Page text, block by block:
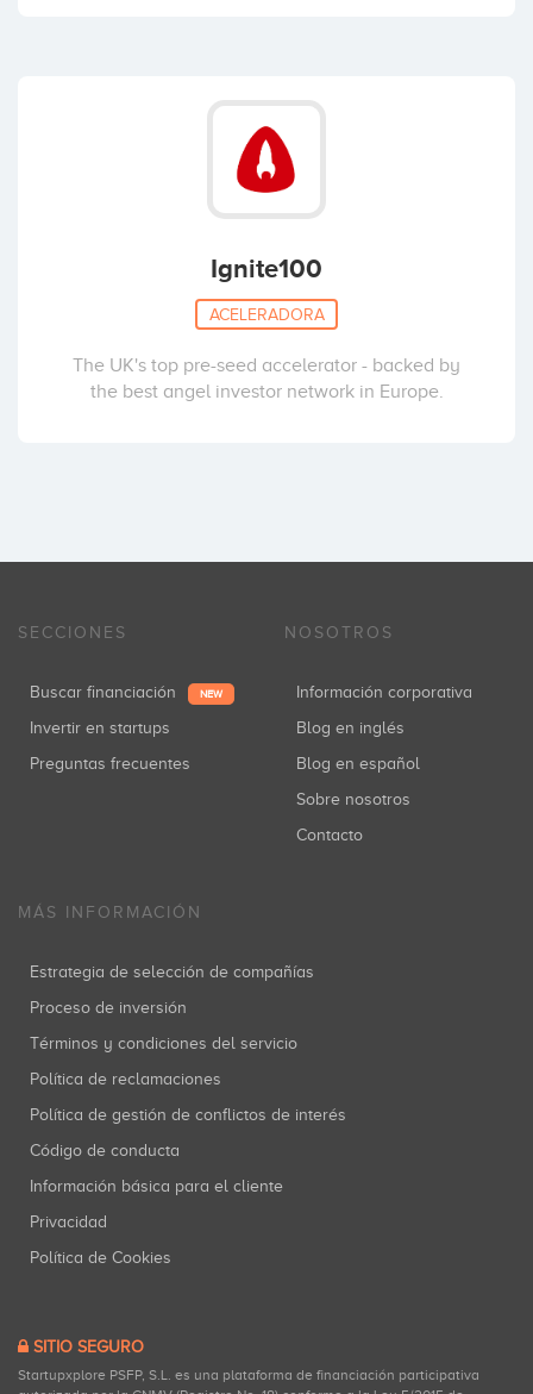
Ignite100
ACELERADORA
The UK's top pre-seed accelerator - backed by
the best angel investor network in Europe.
SECCIONES
Buscar financiación NEW
Invertir en startups
Preguntas frecuentes
NOSOTROS
Información corporativa
Blog en inglés
Blog en español
Sobre nosotros
Contacto
MÁS INFORMACIÓN
Estrategia de selección de compañías
Proceso de inversión
Términos y condiciones del servicio
Política de reclamaciones
Política de gestión de conflictos de interés
Código de conducta
Información básica para el cliente
Privacidad
Política de Cookies
SITIO SEGURO
Startupxplore PSFP, S.L. es una plataforma de financiación participativa